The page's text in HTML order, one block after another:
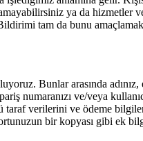
ya da hizmetler
tam da bunu
Bunlar arasında
numaranızı ve/veya
taraf verilerini ve ödeme
bir kopyası gibi ek